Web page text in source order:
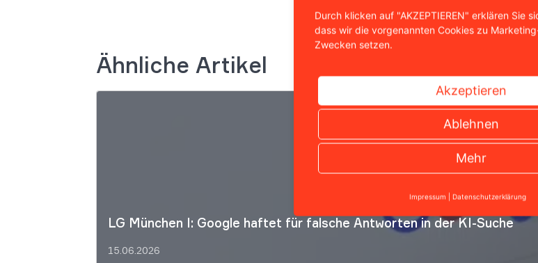
Ähnliche Artikel
LG München I: Google haftet für falsche Antworten in der KI-Suche
15.06.2026
Durch klicken auf "AKZEPTIEREN" erklären Sie
dass wir die vorgenannten Cookies zu
Zwecken setzen.
Akzeptieren
Ablehnen
Mehr
Impressum Datenschutzerklärung